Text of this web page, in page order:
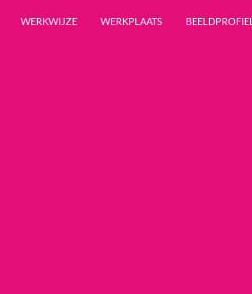
WERKWIJZE WERKPLAATS BEELDPROFIEL